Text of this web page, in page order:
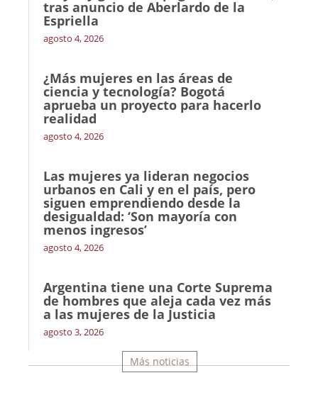
tras anuncio de Aberlardo de la
Espriella
agosto 4, 2026
¿Más mujeres en las áreas de
ciencia y tecnología? Bogotá
aprueba un proyecto para hacerlo
realidad
agosto 4, 2026
Las mujeres ya lideran negocios
urbanos en Cali y en el país, pero
siguen emprendiendo desde la
desigualdad: ‘Son mayoría con
menos ingresos’
agosto 4, 2026
Argentina tiene una Corte Suprema
de hombres que aleja cada vez más
a las mujeres de la Justicia
agosto 3, 2026
Más noticias